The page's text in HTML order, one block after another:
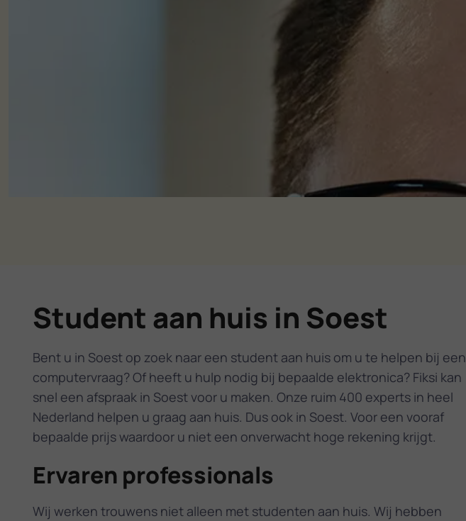
Student aan huis in Soest
Bent u in Soest op zoek naar een student aan huis om u te helpen bij een
computervraag? Of heeft u hulp nodig bij bepaalde elektronica? Fiksi kan
snel een afspraak in Soest voor u maken. Onze ruim 400 experts in heel
Nederland helpen u graag aan huis. Dus ook in Soest. Voor een vooraf
bepaalde prijs waardoor u niet een onverwacht hoge rekening krijgt.
Ervaren professionals
Wij werken trouwens niet alleen met studenten aan huis. Wij hebben